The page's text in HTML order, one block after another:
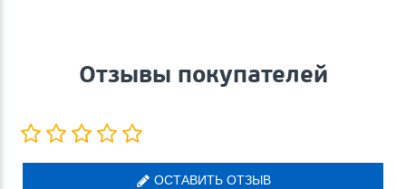
Отзывы покупателей
ОСТАВИТЬ ОТЗЫВ